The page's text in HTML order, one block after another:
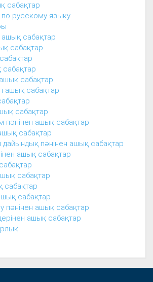
сабақтар
русскому языку
ашық сабақтар
сабақтар
сабақтар
ашық сабақтар
сабақтар
пәнінен ашық сабақтар
сабақтар
пәнінен ашық сабақтар
ашық сабақтар
сабақтар
сабақтар
сабақтар
ашық сабақтар
ашық сабақтар